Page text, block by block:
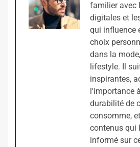
familier avec
digitales et
qui influence
choix
dans la
lifestyle. Il
inspirantes,
l'importance
durabilité de
consomme,
contenus qui
informé sur